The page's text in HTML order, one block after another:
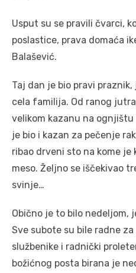
Usput su se pravili čvarci,
poslastice, prava domaća
Balašević.
Taj dan je bio pravi
cela familija. Od ranog
velikom kazanu na
je bio i kazan za pečenje
ribao drveni sto na kome je
meso. Željno se iščekivao
svinje…
Obično je to bilo nedeljom,
Sve subote su bile radne
službenike i radnički
božićnog posta birana je